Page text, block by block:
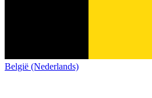
België (Nederlands)